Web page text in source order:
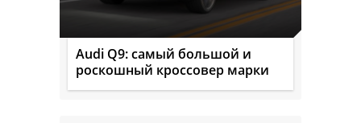
Audi Q9: самый большой и
роскошный кроссовер марки